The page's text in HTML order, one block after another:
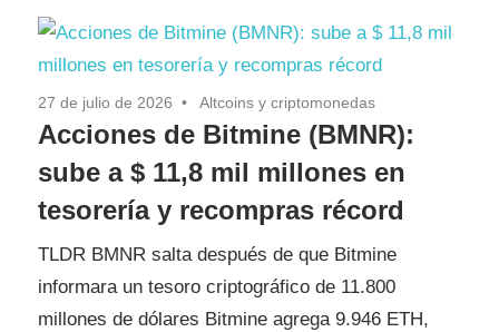
27 de julio de 2026 Altcoins y criptomonedas
Acciones de Bitmine (BMNR):
sube a $ 11,8 mil millones en
tesorería y recompras récord
TLDR BMNR salta después de que Bitmine
informara un tesoro criptográfico de 11.800
millones de dólares Bitmine agrega 9.946 ETH,